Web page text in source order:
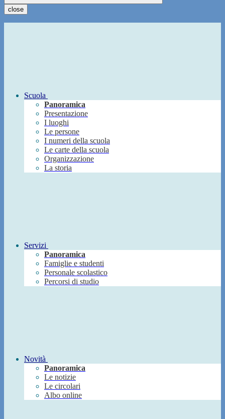
close
Scuola
Panoramica
Presentazione
I luoghi
Le persone
I numeri della scuola
Le carte della scuola
Organizzazione
La storia
Servizi
Panoramica
Famiglie e studenti
Personale scolastico
Percorsi di studio
Novità
Panoramica
Le notizie
Le circolari
Albo online